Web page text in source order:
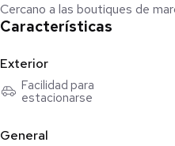
Cercano a las boutiques de
estrellas MICHELIN
Ciudad de México, como La Condesa,
Polanco y el centro comercial
A 10 minutos en coche del Museo
Antropología y el Castillo de
Características
Exterior
Facilidad para
estacionarse
General